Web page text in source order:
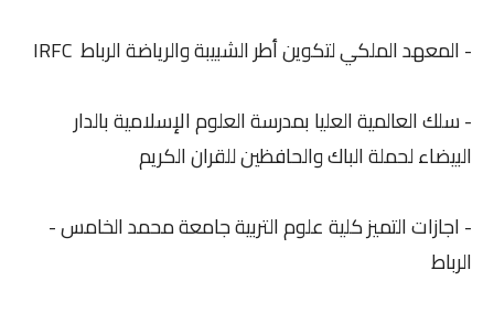
- المعهد الملكي لتكوين أطر الشبيبة والرياضة الرباط IRFC
- سلك العالمية العليا بمدرسة العلوم الإسلامية بالدار
البيضاء لحملة الباك والحافظين للقران الكريم
- اجازات التميز كلية علوم التربية جامعة محمد الخامس -
الرباط